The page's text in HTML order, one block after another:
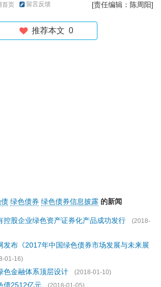
首页 留言反馈 [责任编辑：陈周阳]
推荐本文 0
绿色债券 绿色债券信息披露 的新闻
控股企业绿色资产证券化产品成功发行
(2018-
发布《2017年中国绿色债券市场发展与未来展
01-16)
色金融体系顶层设计
(2018-01-10)
债2512亿元 (2018-01-05)